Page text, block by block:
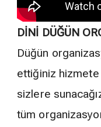
DİNİ DÜĞÜN
Düğün
ettiğiniz
sizlere
tüm